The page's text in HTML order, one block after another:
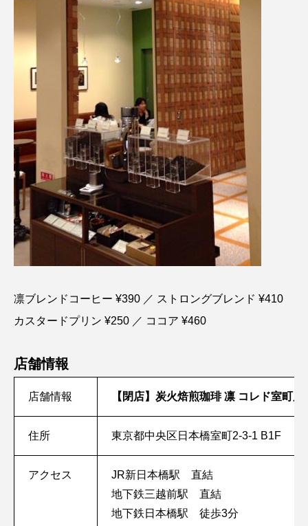
凛ブレンドコーヒー ¥390 ／ ストロングブレンド ¥410
カスタードプリン ¥250 ／ ココア ¥460
店舗情報
店舗情報 【閉店】炭火焙煎珈琲 凛 コレド室町店
住所 東京都中央区日本橋室町2-3-1 B1F
アクセス
JR新日本橋駅 直結
地下鉄三越前駅 直結
地下鉄日本橋駅 徒歩3分